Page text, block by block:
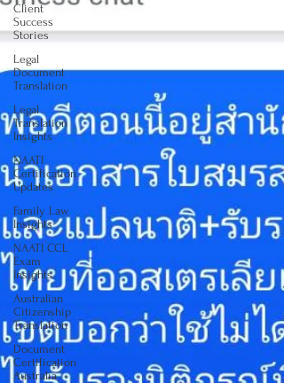
Client
Success
Stories
Legal
Document
Translation
Legal
Translation
Insights
NAATI
Certification
Updates
Family Law
Insights
NAATI CCL
Exam
Insights
Australian
Citizenship
Translation
Document
Certification
Australia